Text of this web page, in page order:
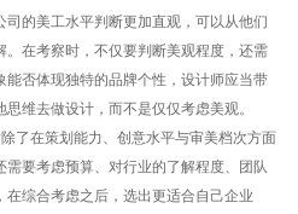
的美工水平判断更加直观，可以从他们
在考察时，不仅要判断美观程度，还需
否体现独特的品牌个性，设计师应当带
维去做设计，而不是仅仅考虑美观。
在策划能力、创意水平与审美档次方面
要考虑预算、对行业的了解程度、团队
综合考虑之后，选出更适合自己企业